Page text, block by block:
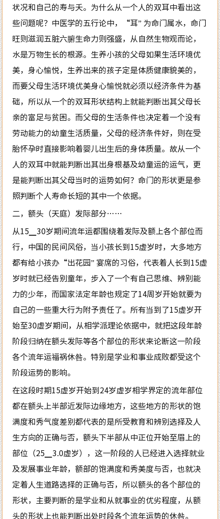
状况和自己的寿与夭。为什么从一个人的双耳中看出这
些问题呢？中医学的五行论中，“耳” 为命门属水，命门
旺则滋润五脏六腑生命力则强盛，从自然生物观而论，
水是万物生长的根源。生养小孩的父母如果生活环境优
美，身心愉悦，生养出来的孩子定是体质健康貌美的，
而要父母生活环境优美身心愉悦就必须以经济条件为基
础，所以从一个的双耳形状结构上就能判断出其父母长
亲的富足与贫困。而父母的生活条件也决定着一个没有
劳动能力的幼童生活质量，父母的经济条件好，则在受
胎怀孕时直接影响着婴儿出生后的身体质量。故从一个
人的双耳中就能判断出其出身根基及幼童运的运气，更
是能判断出其父母当时的运势如何？命门的形状更是参
照判断个人寿命长短的其中一个依据。
二，额头（天庭）发际部分……
从15▁30岁期间流年运都围绕着发际及额上各个部位而
行，中国的民间风俗，当小孩长到15虚岁时，大多地方
都有给小孩办“出花园” 宴席的习俗，代表着人长到15虚
岁时就已经告别童年，步入了一个有自己思维、辨别能
力的少年，而国家法定年龄也规定了14周岁开始就要为
自己的一些重大行为附予责任了。所有当到了15虚岁开
始至30虚岁期间，从相学派理论依据中，就把这段年龄
阶段归纳在额头发际等各个部位的形状来论断这一阶段
各个流年运福祸休咎。特别是学业和事业成败都受这个
阶段运势的影响。
在这段时期15虚岁开始到24岁虚岁相学界定的流年部位
都在额头上半部近发际边缘地方，这些地方的形状的饱
满度和秀气度差别都代表的是所受教育和辨别选择及人
生方向的正确与否，额头下半部从中正位开始至眉上的
部位（25▁3.0虚岁），这一阶段的人已经进入选择就业
及发展事业年龄，额部的饱满度和秀美度与否，也就决
定着人生道路选择的正确与否，所以额头的各个部位的
形状，主要判断的是学业和从就事业的优劣程度，从额
头的形状上也能判断出处时段各个流年运势的休咎。